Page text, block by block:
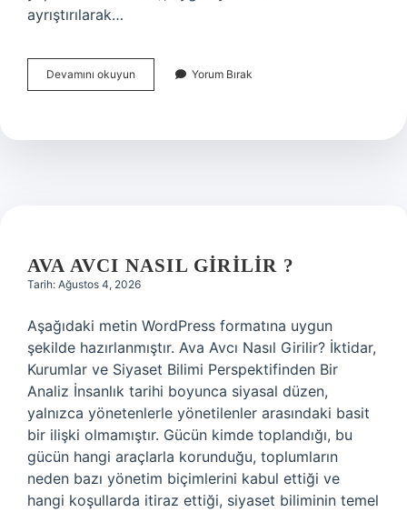
ayrıştırılarak…
Devamını okuyun
kök
edilir
Yorum Bırak
AVA AVCI NASIL GIRILIR ?
Tarih: Ağustos 4, 2026
Aşağıdaki metin WordPress formatına uygun
şekilde hazırlanmıştır. Ava Avcı Nasıl Girilir? İktidar,
Kurumlar ve Siyaset Bilimi Perspektifinden Bir
Analiz İnsanlık tarihi boyunca siyasal düzen,
yalnızca yönetenlerle yönetilenler arasındaki basit
bir ilişki olmamıştır. Gücün kimde toplandığı, bu
gücün hangi araçlarla korunduğu, toplumların
neden bazı yönetim biçimlerini kabul ettiği ve
hangi koşullarda itiraz ettiği, siyaset biliminin temel